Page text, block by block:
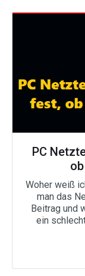
PC
Woher weiß
man das
Beitrag und
ein